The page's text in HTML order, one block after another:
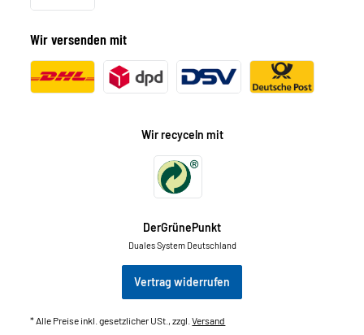
Wir versenden mit
Wir recyceln mit
DerGrünePunkt
Duales System Deutschland
Vertrag widerrufen
* Alle Preise inkl. gesetzlicher USt., zzgl.Versand